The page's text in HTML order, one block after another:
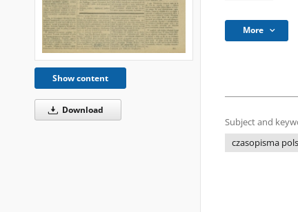
Show content
Download
More
Subject and
czasopisma